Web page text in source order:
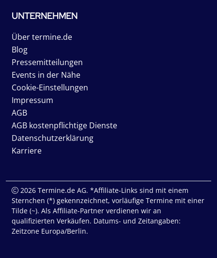
UNTERNEHMEN
Über termine.de
Blog
Pressemitteilungen
Events in der Nähe
Cookie-Einstellungen
Impressum
AGB
AGB kostenpflichtige Dienste
Datenschutzerklärung
Karriere
2026 Termine.de AG. *Affiliate-Links sind mit einem
Sternchen (*) gekennzeichnet, vorläufige Termine mit einer
Tilde (~). Als Affiliate-Partner verdienen wir an
qualifizierten Verkäufen. Datums- und Zeitangaben:
Zeitzone Europa/Berlin.